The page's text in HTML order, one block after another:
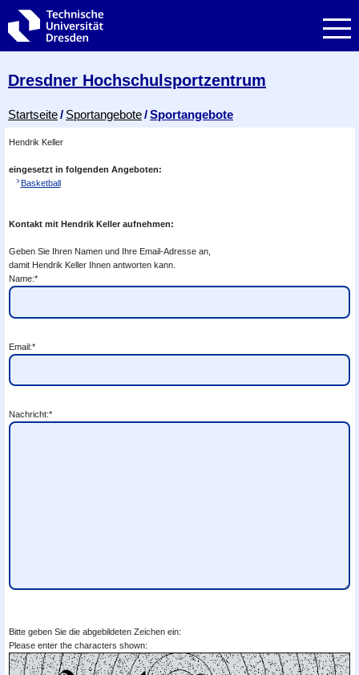
Dresdner Hochschul­sportzentrum
Breadcrumb-Menü
Startseite Sportangebote Sportangebote
Hendrik Keller
eingesetzt in folgenden Angeboten:
Basketball
Kontakt mit Hendrik Keller aufnehmen:
Geben Sie Ihren Namen und Ihre Email-Adresse an,
damit Hendrik Keller Ihnen antworten kann.
Name:*
Email:*
Nachricht:*
Bitte geben Sie die abgebildeten Zeichen ein:
Please enter the characters shown: